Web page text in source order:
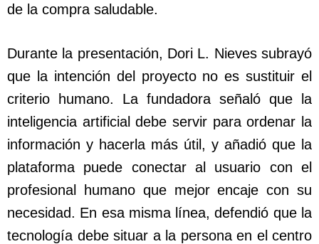
de la compra saludable.
Durante la presentación, Dori L. Nieves subrayó
que la intención del proyecto no es sustituir el
criterio humano. La fundadora señaló que la
inteligencia artificial debe servir para ordenar la
información y hacerla más útil, y añadió que la
plataforma puede conectar al usuario con el
profesional humano que mejor encaje con su
necesidad. En esa misma línea, defendió que la
tecnología debe situar a la persona en el centro